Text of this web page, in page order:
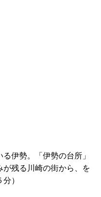
伊勢。「伊勢の台所」
残る川崎の街から、を
）